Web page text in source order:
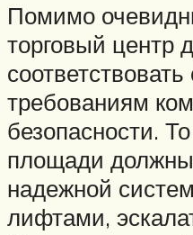
Помимо
торговый центр
требованиям
безопасности.
площади
надежной
лифтами,